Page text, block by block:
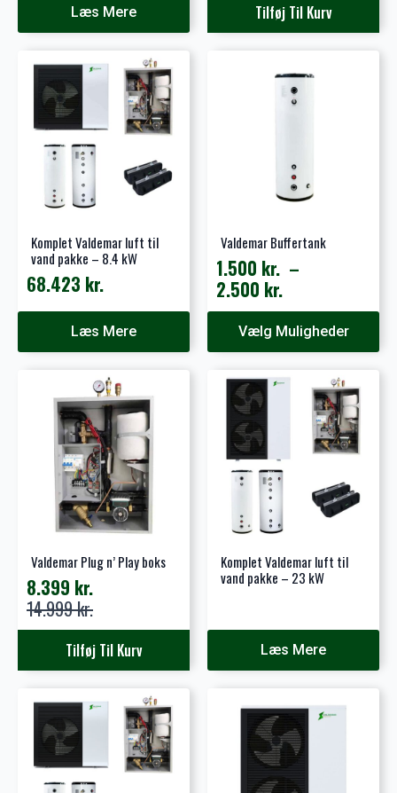
Læs Mere Tilføj Til Kurv
Komplet Valdemar luft til
vand pakke – 8.4 kW
68.423 kr.
Læs Mere
Valdemar Buffertank
1.500 kr. –
2.500 kr.
Prisinterval:
1.500 kr.
2.500 kr.
Vælg Muligheder
flere
varianter.
Mulighederne
vælges
Valdemar Plug n’ Play boks
14.999kr.
Den
oprindelige
var:
8.399 kr.
Den
aktuelle
er:
Tilføj Til Kurv
Komplet Valdemar luft til
vand pakke – 23 kW
Læs Mere